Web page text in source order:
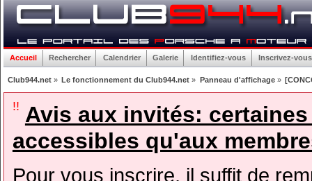
Accueil Rechercher Calendrier Galerie Identifiez-vous Inscrivez-vous
Club944.net» Le fonctionnement du Club944.net » Panneau d'affichage»
!! Avis aux invités:
accessibles qu'aux
Pour vous inscrire, il suffit de